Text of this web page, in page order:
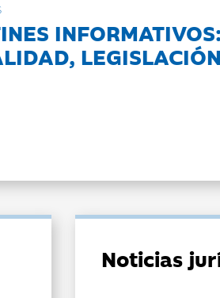
INFORMATIVOS:
Noticias